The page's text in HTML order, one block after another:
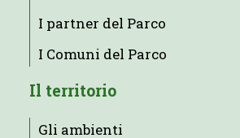
I partner del Parco
I Comuni del Parco
Il territorio
Gli ambienti